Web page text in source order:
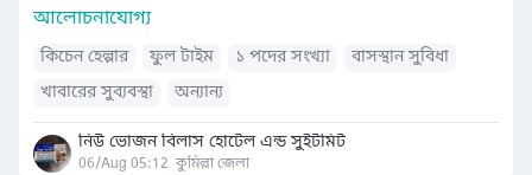
আলোচনাযোগ্য
কিচেন হেল্পার ফুল টাইম ১ পদের সংখ্যা
বাসস্থান সুবিধা
খাবারের সুব্যবস্থা
অন্যান্য
নিউ ভোজন বিলাস হোটেল এন্ড সুইটমিট
06/Aug 05:12 কুমিল্লা জেলা